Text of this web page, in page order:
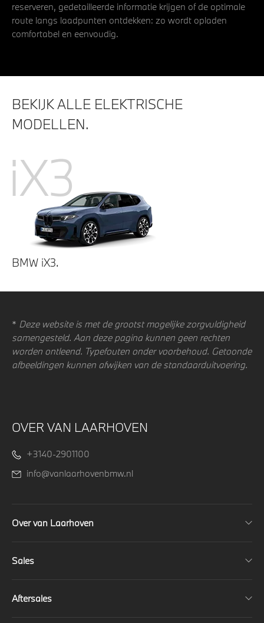
reserveren, gedetailleerde informatie krijgen of de optimale
route langs laadpunten ontdekken: zo wordt opladen
comfortabel en eenvoudig.
BEKIJK ALLE ELEKTRISCHE
MODELLEN.
iX3
BMW iX3.
* Deze website is met de grootst mogelijke zorgvuldigheid
samengesteld. Aan deze pagina kunnen geen rechten
worden ontleend. Typefouten onder voorbehoud. Getoonde
afbeeldingen kunnen afwijken van de standaarduitvoering.
OVER VAN LAARHOVEN
+3140-2901100
info@vanlaarhovenbmw.nl
Over van Laarhoven
Sales
Aftersales